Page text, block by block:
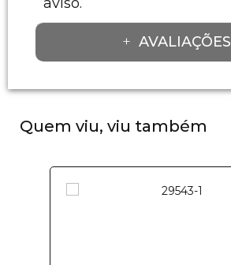
AVALIAÇÕES
Quem viu, viu também